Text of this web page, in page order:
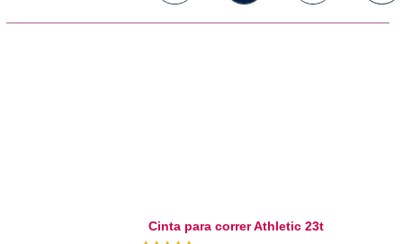
Cinta para correr Athletic 23t